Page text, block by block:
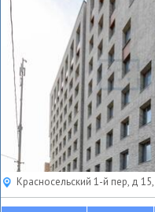
Красносельский 1-й пер, д